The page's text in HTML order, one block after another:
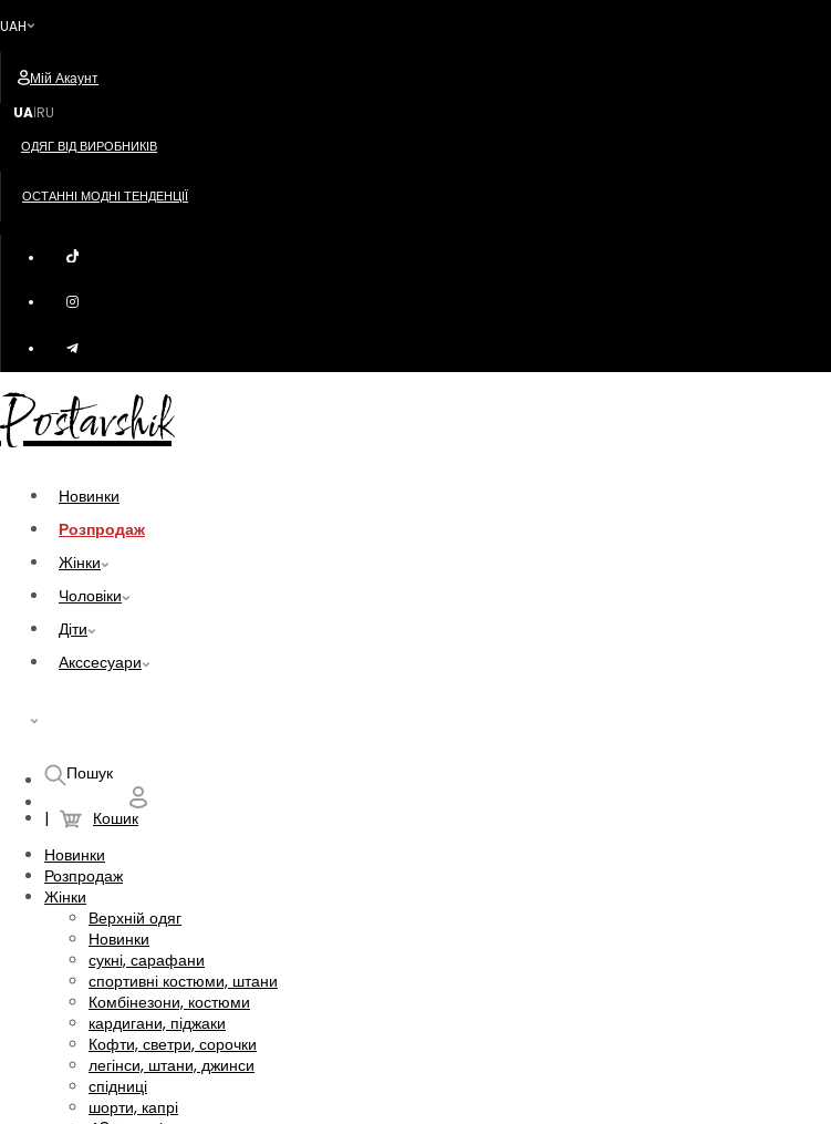
UAH
Мій Акаунт
UA|RU
ОДЯГ ВІД ВИРОБНИКІВ
ОСТАННІ МОДНІ ТЕНДЕНЦІЇ
Postavshik
Новинки
Розпродаж
Жінки
Чоловіки
Діти
Акссесуари
Пошук
Кошик
Новинки
Розпродаж
Жінки
Верхній одяг
Новинки
сукні, сарафани
спортивні костюми, штани
Комбінезони, костюми
кардигани, піджаки
Кофти, светри, сорочки
легінси, штани, джинси
спідниці
шорти, капрі